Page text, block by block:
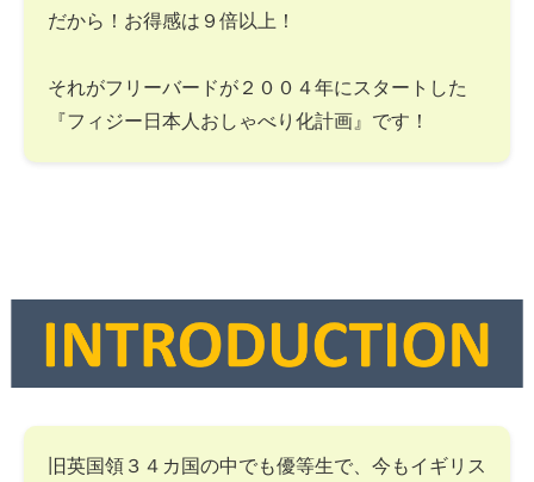
だから！お得感は９倍以上！
それがフリーバードが２００４年にスタートした
『フィジー日本人おしゃべり化計画』です！
旧英国領３４カ国の中でも優等生で、今もイギリス